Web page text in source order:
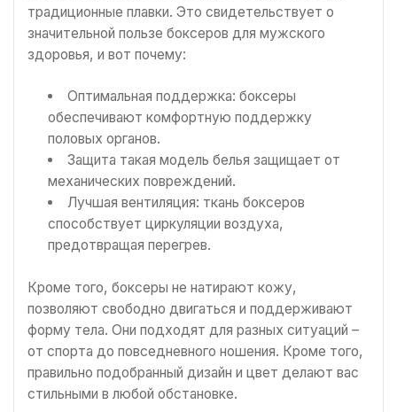
традиционные плавки. Это свидетельствует о
значительной пользе боксеров для мужского
здоровья, и вот почему:
Оптимальная поддержка: боксеры
обеспечивают комфортную поддержку
половых органов.
Защита такая модель белья защищает от
механических повреждений.
Лучшая вентиляция: ткань боксеров
способствует циркуляции воздуха,
предотвращая перегрев.
Кроме того, боксеры не натирают кожу,
позволяют свободно двигаться и поддерживают
форму тела. Они подходят для разных ситуаций –
от спорта до повседневного ношения. Кроме того,
правильно подобранный дизайн и цвет делают вас
стильными в любой обстановке.